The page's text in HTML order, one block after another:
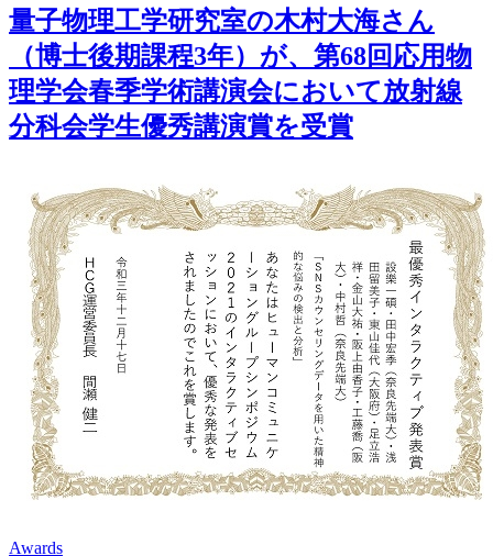
量子物理工学研究室の木村大海さん
（博士後期課程3年）が、第68回応用物
理学会春季学術講演会において放射線
分科会学生優秀講演賞を受賞
Awards